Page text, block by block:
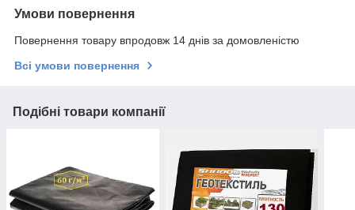
Умови повернення
Повернення товару впродовж 14 днів за домовленістю
Всі умови повернення
Подібні товари компанії